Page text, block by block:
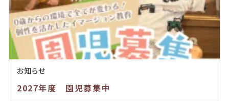
お知らせ
2027年度 園児募集中